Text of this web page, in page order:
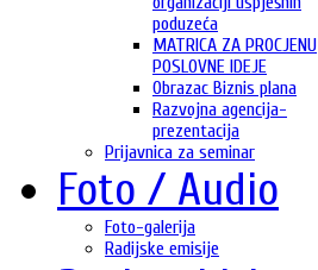
poduzeća
MATRICA ZA PROCJENU
POSLOVNE IDEJE
Obrazac Biznis plana
Razvojna agencija-
prezentacija
Prijavnica za seminar
Foto / Audio
Foto-galerija
Radijske emisije